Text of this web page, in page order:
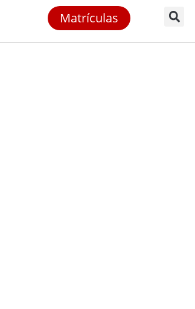
Matrículas